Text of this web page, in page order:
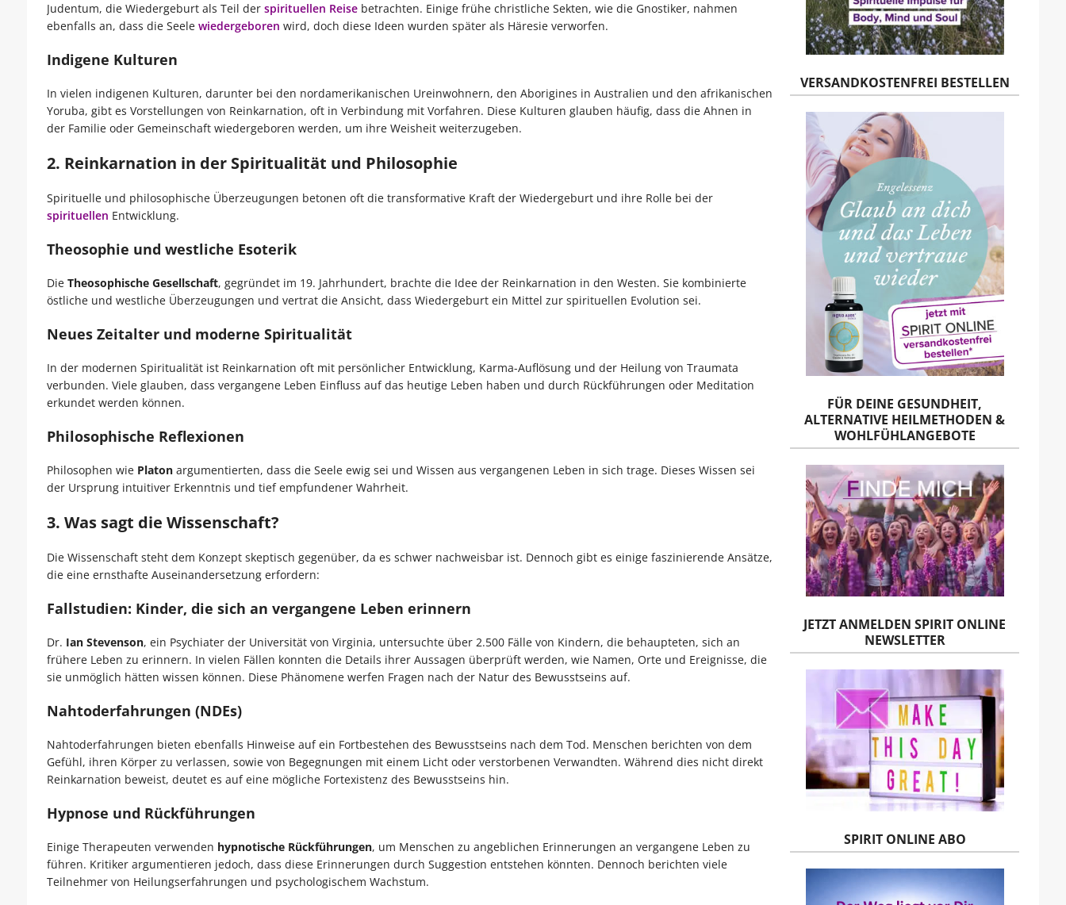
Judentum, die Wiedergeburt als Teil der spirituellen Reisebetrachten. Einige frühe christliche Sekten, wie die Gnostiker, nahmen
ebenfalls an, dass die Seele wiedergeboren wird, doch diese Ideen wurden später als Häresie verworfen.
Indigene Kulturen
In vielen indigenen Kulturen, darunter bei den nordamerikanischen Ureinwohnern, den Aborigines in Australien und den afrikanischen
Yoruba, gibt es Vorstellungen von Reinkarnation, oft in Verbindung mit Vorfahren. Diese Kulturen glauben häufig, dass die Ahnen in
der Familie oder Gemeinschaft wiedergeboren werden, um ihre Weisheit weiterzugeben.
2. Reinkarnation in der Spiritualität und Philosophie
Spirituelle und philosophische Überzeugungen betonen oft die transformative Kraft der Wiedergeburt und ihre Rolle bei der
spirituellen Entwicklung.
Theosophie und westliche Esoterik
Die Theosophische Gesellschaft, gegründet im 19. Jahrhundert, brachte die Idee der Reinkarnation in den Westen. Sie kombinierte
östliche und westliche Überzeugungen und vertrat die Ansicht, dass Wiedergeburt ein Mittel zur spirituellen Evolution sei.
Neues Zeitalter und moderne Spiritualität
In der modernen Spiritualität ist Reinkarnation oft mit persönlicher Entwicklung, Karma-Auflösung und der Heilung von Traumata
verbunden. Viele glauben, dass vergangene Leben Einfluss auf das heutige Leben haben und durch Rückführungen oder Meditation
erkundet werden können.
Philosophische Reflexionen
Philosophen wie Platonargumentierten, dass die Seele ewig sei und Wissen aus vergangenen Leben in sich trage. Dieses Wissen sei
der Ursprung intuitiver Erkenntnis und tief empfundener Wahrheit.
3. Was sagt die Wissenschaft?
Die Wissenschaft steht dem Konzept skeptisch gegenüber, da es schwer nachweisbar ist. Dennoch gibt es einige faszinierende Ansätze,
die eine ernsthafte Auseinandersetzung erfordern:
Fallstudien: Kinder, die sich an vergangene Leben erinnern
Dr. Ian Stevenson, ein Psychiater der Universität von Virginia, untersuchte über 2.500 Fälle von Kindern, die behaupteten, sich an
frühere Leben zu erinnern. In vielen Fällen konnten die Details ihrer Aussagen überprüft werden, wie Namen, Orte und Ereignisse, die
sie unmöglich hätten wissen können. Diese Phänomene werfen Fragen nach der Natur des Bewusstseins auf.
Nahtoderfahrungen (NDEs)
Nahtoderfahrungen bieten ebenfalls Hinweise auf ein Fortbestehen des Bewusstseins nach dem Tod. Menschen berichten von dem
Gefühl, ihren Körper zu verlassen, sowie von Begegnungen mit einem Licht oder verstorbenen Verwandten. Während dies nicht direkt
Reinkarnation beweist, deutet es auf eine mögliche Fortexistenz des Bewusstseins hin.
Hypnose und Rückführungen
Einige Therapeuten verwenden hypnotische Rückführungen, um Menschen zu angeblichen Erinnerungen an vergangene Leben zu
führen. Kritiker argumentieren jedoch, dass diese Erinnerungen durch Suggestion entstehen könnten. Dennoch berichten viele
Teilnehmer von Heilungserfahrungen und psychologischem Wachstum.
VERSANDKOSTENFREI BESTELLEN
FÜR DEINE GESUNDHEIT,
ALTERNATIVE HEILMETHODEN &
WOHLFÜHLANGEBOTE
JETZT ANMELDEN SPIRIT ONLINE
NEWSLETTER
SPIRIT ONLINE ABO